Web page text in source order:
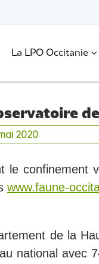
La LPO Occitanie
2020
le confinement
www.faune-
de la
national avec